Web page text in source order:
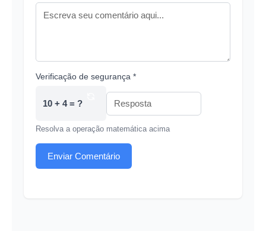
Verificação de segurança *
10 + 4 = ?
Resolva a operação matemática acima
Enviar Comentário